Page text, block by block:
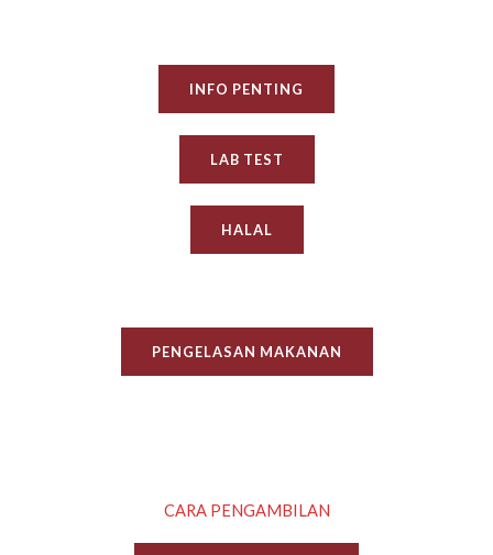
INFO PENTING
LAB TEST
HALAL
PENGELASAN MAKANAN
CARA PENGAMBILAN